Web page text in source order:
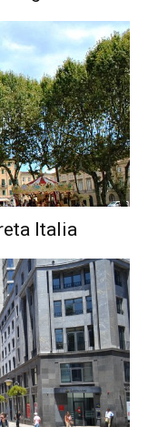
Italia